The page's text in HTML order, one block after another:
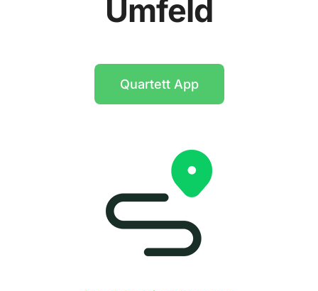
Umfeld
Quartett App